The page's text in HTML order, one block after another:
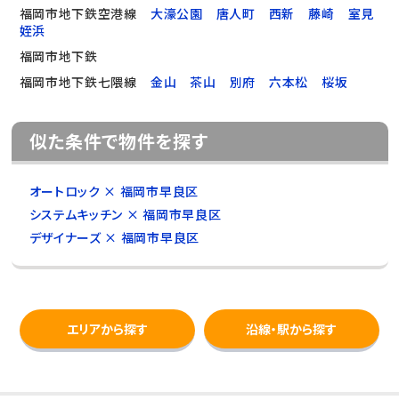
福岡市地下鉄空港線
大濠公園 唐人町 西新 藤崎
室見
姪浜
福岡市地下鉄
福岡市地下鉄七隈線
金山 茶山 別府 六本松 桜坂
似た条件で物件を探す
オートロック × 福岡市早良区
システムキッチン × 福岡市早良区
デザイナーズ × 福岡市早良区
エリアから探す 沿線・駅から探す